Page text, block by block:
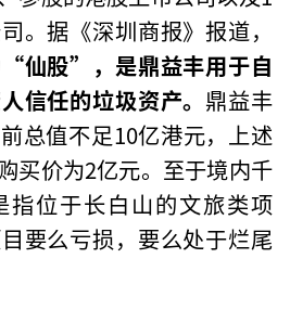
。据《深圳商报》报道，
仙股”，是鼎益丰用于自
信任的垃圾资产。 鼎益丰
总值不足10亿港元，上述
买价为2亿元。至于境内千
指位于长白山的文旅类项
要么亏损，要么处于烂尾